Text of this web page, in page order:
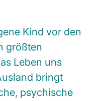
Kind vor den
größten
Leben uns
bringt
psychische